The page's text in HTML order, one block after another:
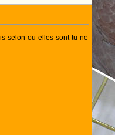
selon ou elles sont tu ne